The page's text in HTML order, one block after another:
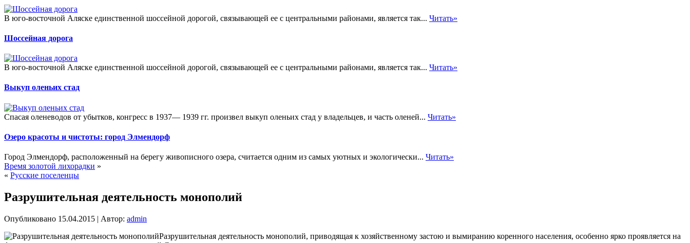
В юго-восточной Аляске единственной шоссейной дорогой, связывающей ее с центральными районами, является так... Читать»
Шоссейная дорога
В юго-восточной Аляске единственной шоссейной дорогой, связывающей ее с центральными районами, является так... Читать»
Выкуп оленьих стад
Спасая оленеводов от убытков, конгресс в 1937— 1939 гг. произвел выкуп оленьих стад у владельцев, и часть оленей... Читать»
Озеро красоты и чистоты: город Элмендорф
Город Элмендорф, расположенный на берегу живописного озера, считается одним из самых уютных и экологически... Читать»
Время золотой лихорадки »
« Русские поселенцы
Разрушительная деятельность монополий
Опубликовано 15.04.2015 | Автор: admin
Разрушительная деятельность монополий, приводящая к хозяйственному застою и вымиранию коренного населения, особенно ярко проявляется на